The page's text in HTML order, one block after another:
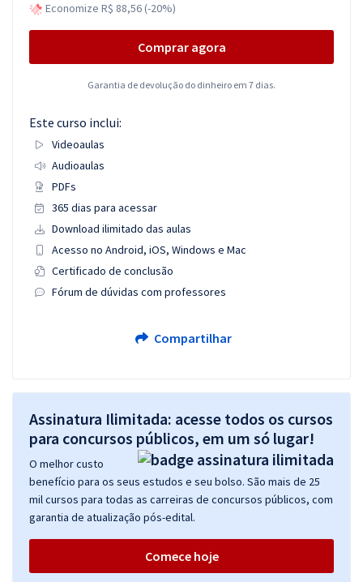
Economize R$ 88,56 (-20%)
Comprar agora
Garantia de devolução do dinheiro em 7 dias.
Este curso inclui:
Videoaulas
Audioaulas
PDFs
365 dias para acessar
Download ilimitado das aulas
Acesso no Android, iOS, Windows e Mac
Certificado de conclusão
Fórum de dúvidas com professores
Compartilhar
Assinatura Ilimitada: acesse todos os cursos
para concursos públicos, em um só lugar!
O melhor custo
benefício para os seus estudos e seu bolso. São mais de 25
mil cursos para todas as carreiras de concursos públicos, com
garantia de atualização pós-edital.
Comece hoje